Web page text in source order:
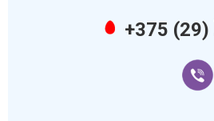
+375 (29)